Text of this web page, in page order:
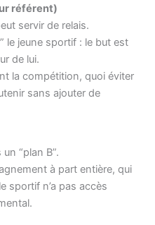
référent)
servir de relais.
le jeune sportif : le but est
de lui.
la compétition, quoi éviter
sans ajouter de
“plan B”.
à part entière, qui
sportif n’a pas accès